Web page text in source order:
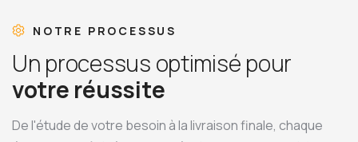
NOTRE PROCESSUS
Un processus optimisé pour
votre réussite
De l'étude de votre besoin à la livraison finale, chaque